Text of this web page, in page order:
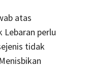
atas
Lebaran perlu
tidak